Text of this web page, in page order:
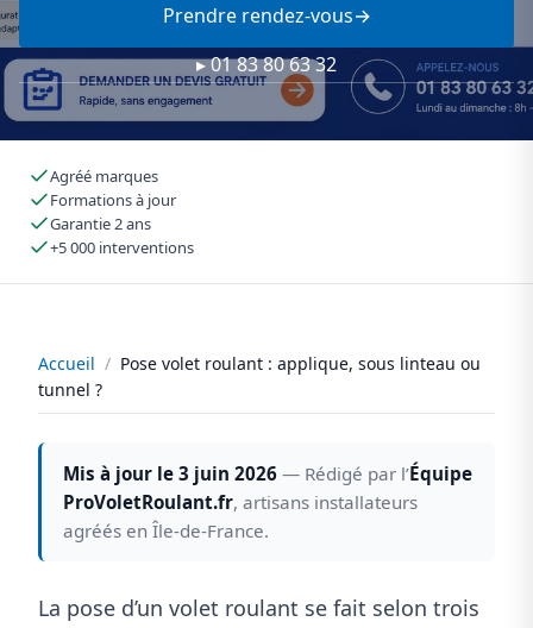
Prendre rendez-vous
▸ 01 83 80 63 32
Agréé marques
Formations à jour
Garantie 2 ans
+5 000 interventions
Accueil / Pose volet roulant : applique, sous linteau ou
tunnel ?
Mis à jour le 3 juin 2026 — Rédigé par l’Équipe
ProVoletRoulant.fr, artisans installateurs
agréés en Île-de-France.
La pose d’un volet roulant se fait selon trois